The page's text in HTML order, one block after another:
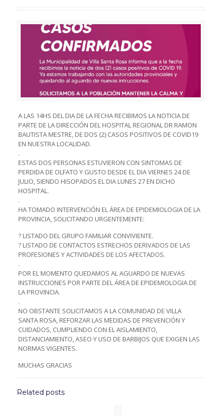
A LAS 14HS DEL DIA DE LA FECHA RECIBIMOS LA NOTICIA DE
PARTE DE LA DIRECCIÓN DEL HOSPITAL REGIONAL DR RAMON
BAUTISTA MESTRE, DE DOS (2) CASOS POSITIVOS DE COVID19
EN NUESTRA LOCALIDAD.
.
ESTAS DOS PERSONAS ESTUVIERON CON SINTOMAS DE
PERDIDA DE OLFATO Y GUSTO DESDE EL DIA VIERNES 24 DE
JULIO, SIENDO HISOPADOS EL DIA LUNES 27 EN DICHO
HOSPITAL.
.
HA TOMADO INTERVENCIÓN EL ÁREA DE EPIDEMIOLOGIA DE LA
PROVINCIA, SOLICITANDO URGENTEMENTE:
? LISTADO DEL GRUPO FAMILIAR CONVIVIENTE.
? LISTADO DE CONTACTOS ESTRECHOS DERIVADOS DE LAS
PROFESIONES Y ACTIVIDADES DE LOS AFECTADOS.
.
POR EL MOMENTO QUEDAMOS AL AGUARDO DE NUEVAS
INSTRUCCIONES POR PARTE DEL ÁREA DE EPIDEMIOLOGIA DE
LA PROVINCIA.
.
NO OBSTANTE SOLICITAMOS A LA COMUNIDAD DE VILLA
SANTA ROSA, REFORZAR LAS MEDIDAS DE PREVENCIÓN Y
CUIDADOS, CUMPLIENDO CON EL AISLAMIENTO,
DISTANCIAMIENTO, ASEO Y USO DE BARBIJOS QUE EXIGEN LAS
NORMAS VIGENTES.
MUCHAS GRACIAS
Related posts